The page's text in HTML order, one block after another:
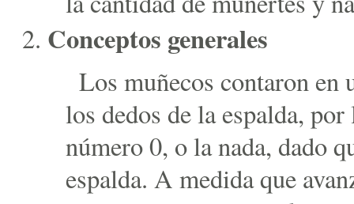
Conceptos generales
Los muñecos contaron
los dedos de la espalda,
número 0, o la nada, dado
espalda. A medida que